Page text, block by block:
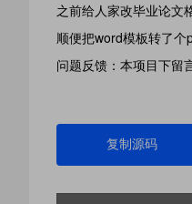
之前给人家改毕业论文
顺便把word模板转了
问题反馈：本项目下留
复制源码